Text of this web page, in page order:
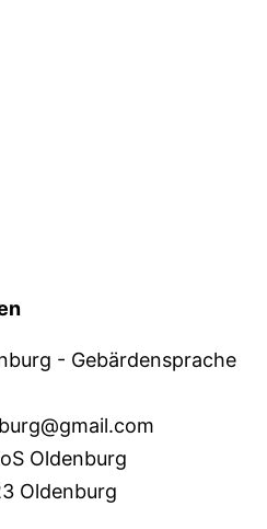
- Gebärdensprache
Oldenburg
Oldenburg